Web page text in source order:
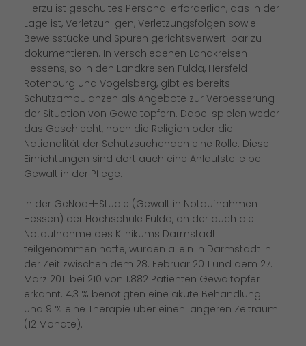
Hierzu ist geschultes Personal erforderlich, das in der
Lage ist, Verletzun-gen, Verletzungsfolgen sowie
Beweisstücke und Spuren gerichtsverwert-bar zu
dokumentieren. In verschiedenen Landkreisen
Hessens, so in den Landkreisen Fulda, Hersfeld-
Rotenburg und Vogelsberg, gibt es bereits
Schutzambulanzen als Angebote zur Verbesserung
der Situation von Gewaltopfern. Dabei spielen weder
das Geschlecht, noch die Religion oder die
Nationalität der Schutzsuchenden eine Rolle. Diese
Einrichtungen sind dort auch eine Anlaufstelle bei
Gewalt in der Pflege.
In der GeNoaH-Studie (Gewalt in Notaufnahmen
Hessen) der Hochschule Fulda, an der auch die
Notaufnahme des Klinikums Darmstadt
teilgenommen hatte, wurden allein in Darmstadt in
der Zeit zwischen dem 28. Februar 2011 und dem 27.
März 2011 bei 210 von 1.882 Patienten Gewaltopfer
erkannt. 4,3 % benötigten eine akute Behandlung
und 9 % eine Therapie über einen längeren Zeitraum
(12 Monate).